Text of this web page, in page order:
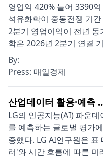
영업익 420% 늘어 3390
석유화학이 중동전쟁 기
2분기 영업이익이 전년
학은 2026년 2분기 연결
By:
Press: 매일경제
산업데이터 활용·예측
LG의 인공지능(AI) 파운
를 예측하는 글로벌 평가
증했다. LG AI연구원은
러'와 시간 흐름에 따른 미